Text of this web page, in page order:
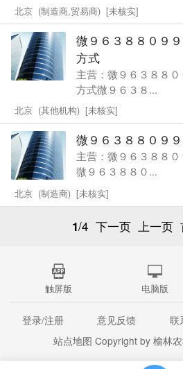
北京 (制造商,贸易商) [未核实]
微９６３８８０９
方式
主营：微９６３８８
方式微９６３８...
北京 (其他机构) [未核实]
微９６３８８０９
主营：微９６３８８
微９６３８８０...
北京 (制造商) [未核实]
1/4 下一页 上一页
触屏版 电脑版
登录/注册 意见反馈 联
站点地图 Copyright by 榆林